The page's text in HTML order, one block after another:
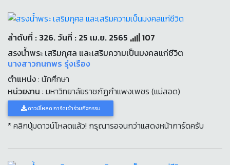
ลำดับที่ : 326. วันที่ : 25 เม.ย. 2565
107
สรงน้ำพระ เสริมกุศล และเสริมความเป็นมงคลแก่ชีวิต
นางสาวกนกพร รุ่งเรือง
ตำแหน่ง: นักศึกษา
หน่วยงาน : มหาวิทยาลัยราชภัฏกำแพงเพชร (แม่สอด)
ดาวน์โหลด การ์ดเข้าร่วมกิจกรรม
* คลิกปุ่มดาวน์โหลดแล้ว! กรุณารอจนกว่าแสดงหน้าการ์ดครับ